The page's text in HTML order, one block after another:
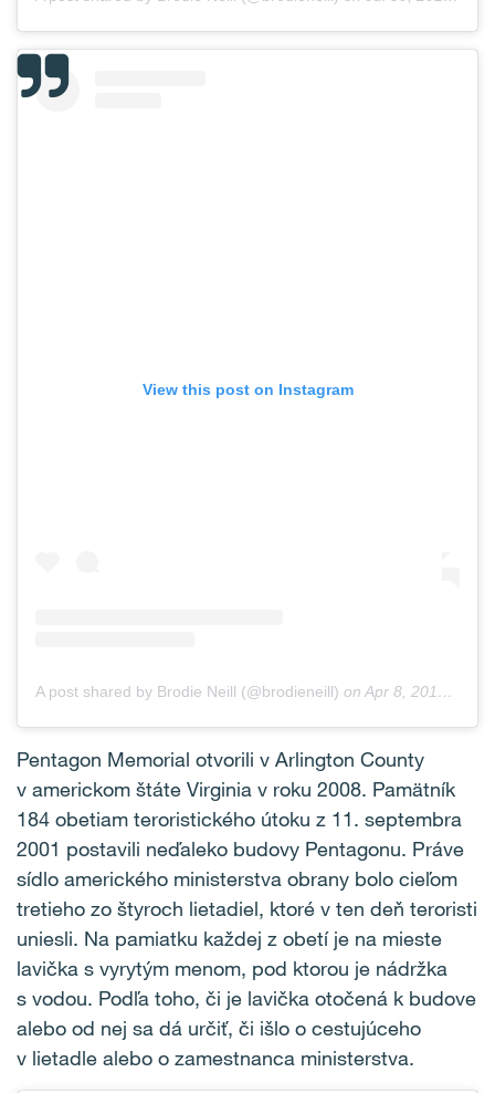
View this post on Instagram
A post shared by Brodie Neill (@brodieneill) on Apr 8, 2018 at 12:43am PDT
Pentagon Memorial otvorili v Arlington County
v americkom štáte Virginia v roku 2008. Pamätník
184 obetiam teroristického útoku z 11. septembra
2001 postavili neďaleko budovy Pentagonu. Práve
sídlo amerického ministerstva obrany bolo cieľom
tretieho zo štyroch lietadiel, ktoré v ten deň teroristi
uniesli. Na pamiatku každej z obetí je na mieste
lavička s vyrytým menom, pod ktorou je nádržka
s vodou. Podľa toho, či je lavička otočená k budove
alebo od nej sa dá určiť, či išlo o cestujúceho
v lietadle alebo o zamestnanca ministerstva.